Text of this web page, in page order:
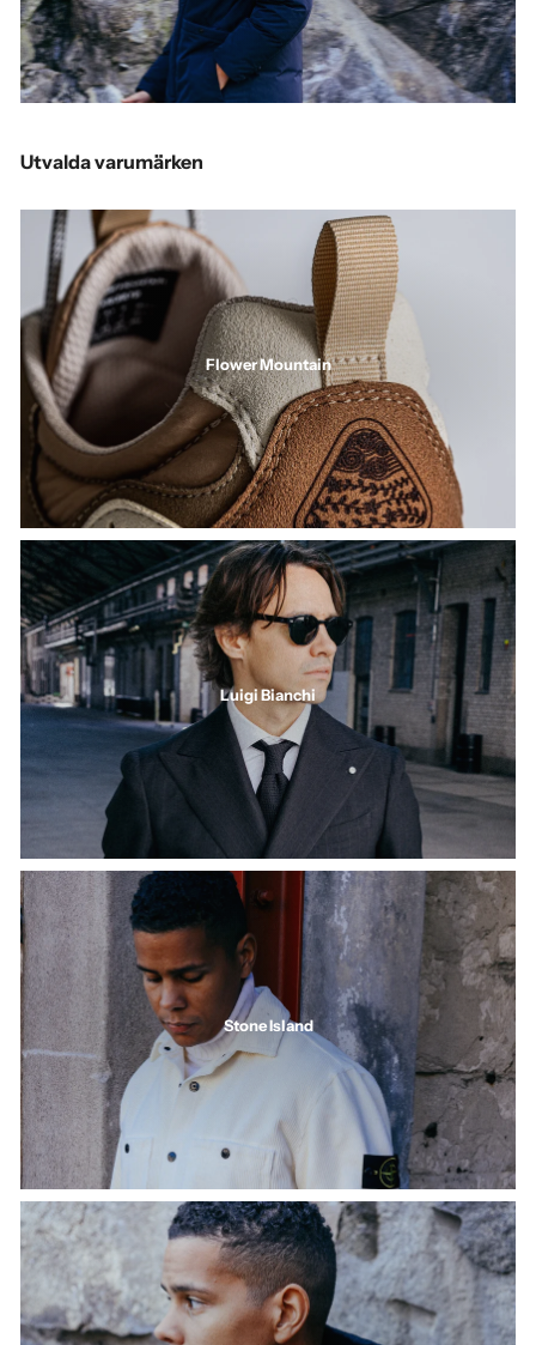
Utvalda varumärken
Flower Mountain
Luigi Bianchi
Stone Island